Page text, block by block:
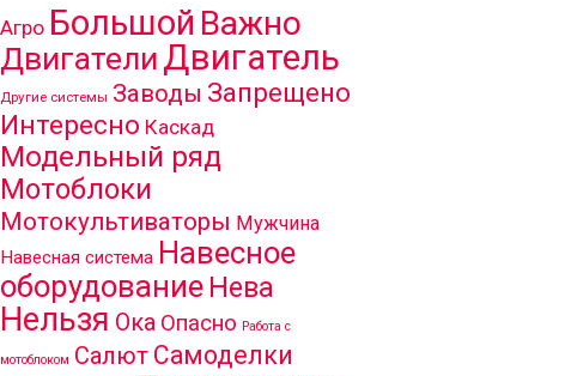
Агро Большой Важно
ДвигателиДвигатель
Другие системы Заводы Запрещено
Интересно Каскад
Модельный ряд
Мотоблоки
Мотокультиваторы Мужчина
Навесная система Навесное
оборудование Нева
Нельзя Ока Опасно Работа с
мотоблоком Салют Самоделки